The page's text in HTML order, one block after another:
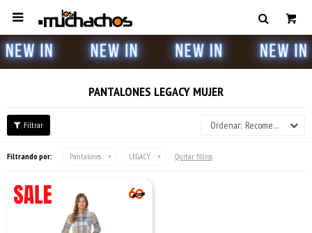

PANTALONES LEGACY MUJER
Recomendados
Filtrando por: Pantalones LEGACY Quitar filtros